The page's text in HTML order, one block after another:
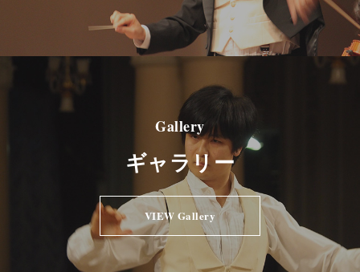
Gallery
ギャラリー
VIEW Gallery